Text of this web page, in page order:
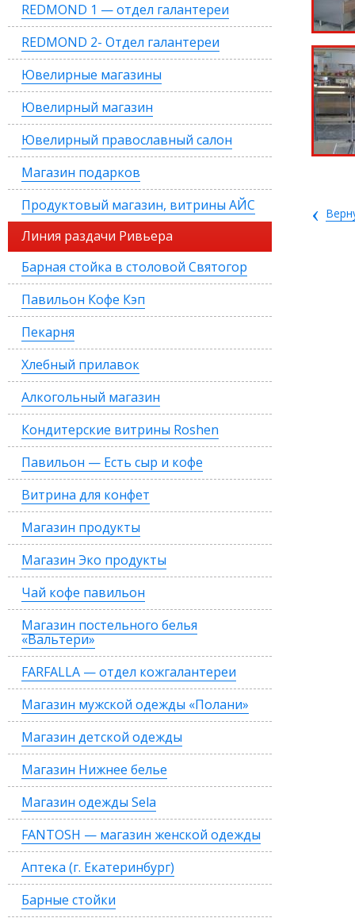
REDMOND 1 — отдел галантереи
REDMOND 2- Отдел галантереи
Ювелирные магазины
Ювелирный магазин
Ювелирный православный салон
Магазин подарков
Продуктовый магазин, витрины АЙС
Линия раздачи Ривьера
Барная стойка в столовой Святогор
Павильон Кофе Кэп
Пекарня
Хлебный прилавок
Алкогольный магазин
Кондитерские витрины Roshen
Павильон — Есть сыр и кофе
Витрина для конфет
Магазин продукты
Магазин Эко продукты
Чай кофе павильон
Магазин постельного белья
«Вальтери»
FARFALLA — отдел кожгалантереи
Магазин мужской одежды «Полани»
Магазин детской одежды
Магазин Нижнее белье
Магазин одежды Sela
FANTOSH — магазин женской одежды
Аптека (г. Екатеринбург)
Барные стойки
‹